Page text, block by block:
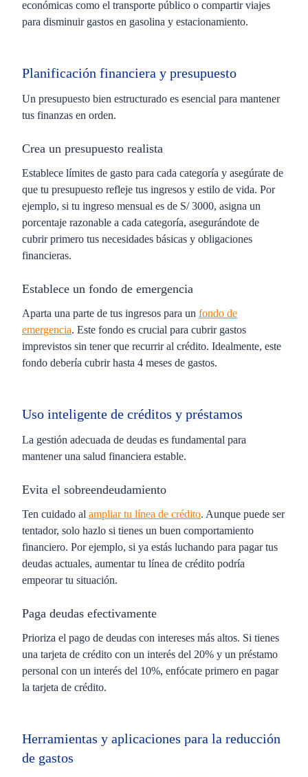
económicas como el transporte público o compartir viajes
para disminuir gastos en gasolina y estacionamiento.
Planificación financiera y presupuesto
Un presupuesto bien estructurado es esencial para mantener
tus finanzas en orden.
Crea un presupuesto realista
Establece límites de gasto para cada categoría y asegúrate de
que tu presupuesto refleje tus ingresos y estilo de vida. Por
ejemplo, si tu ingreso mensual es de S/ 3000, asigna un
porcentaje razonable a cada categoría, asegurándote de
cubrir primero tus necesidades básicas y obligaciones
financieras.
Establece un fondo de emergencia
Aparta una parte de tus ingresos para un fondo de
emergencia. Este fondo es crucial para cubrir gastos
imprevistos sin tener que recurrir al crédito. Idealmente, este
fondo debería cubrir hasta 4 meses de gastos.
Uso inteligente de créditos y préstamos
La gestión adecuada de deudas es fundamental para
mantener una salud financiera estable.
Evita el sobreendeudamiento
Ten cuidado al ampliar tu línea de crédito. Aunque puede ser
tentador, solo hazlo si tienes un buen comportamiento
financiero. Por ejemplo, si ya estás luchando para pagar tus
deudas actuales, aumentar tu línea de crédito podría
empeorar tu situación.
Paga deudas efectivamente
Prioriza el pago de deudas con intereses más altos. Si tienes
una tarjeta de crédito con un interés del 20% y un préstamo
personal con un interés del 10%, enfócate primero en pagar
la tarjeta de crédito.
Herramientas y aplicaciones para la reducción
de gastos